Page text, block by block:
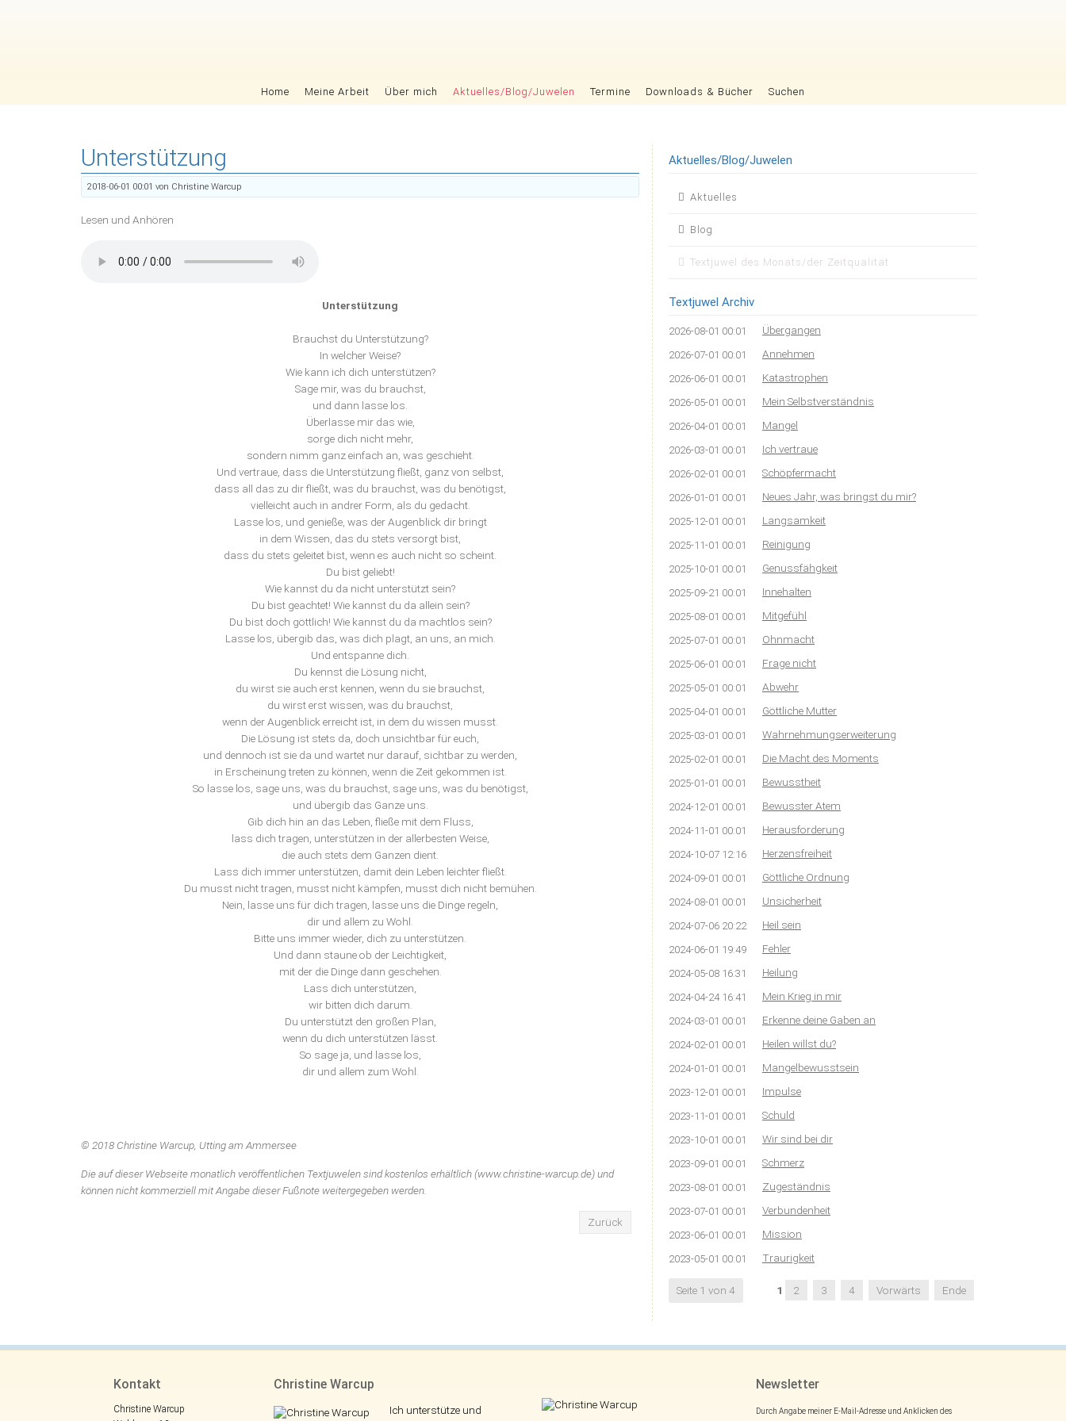
Home Meine Arbeit Über mich Aktuelles/Blog/Juwelen Termine Downloads & Bücher Suchen
Unterstützung
2018-06-01 00:01 von Christine Warcup
Lesen und Anhören
Unterstützung
Brauchst du Unterstützung?
In welcher Weise?
Wie kann ich dich unterstützen?
Sage mir, was du brauchst,
und dann lasse los.
Überlasse mir das wie,
sorge dich nicht mehr,
sondern nimm ganz einfach an, was geschieht.
Und vertraue, dass die Unterstützung fließt, ganz von selbst,
dass all das zu dir fließt, was du brauchst, was du benötigst,
vielleicht auch in andrer Form, als du gedacht.
Lasse los, und genieße, was der Augenblick dir bringt
in dem Wissen, das du stets versorgt bist,
dass du stets geleitet bist, wenn es auch nicht so scheint.
Du bist geliebt!
Wie kannst du da nicht unterstützt sein?
Du bist geachtet! Wie kannst du da allein sein?
Du bist doch göttlich! Wie kannst du da machtlos sein?
Lasse los, übergib das, was dich plagt, an uns, an mich.
Und entspanne dich.
Du kennst die Lösung nicht,
du wirst sie auch erst kennen, wenn du sie brauchst,
du wirst erst wissen, was du brauchst,
wenn der Augenblick erreicht ist, in dem du wissen musst.
Die Lösung ist stets da, doch unsichtbar für euch,
und dennoch ist sie da und wartet nur darauf, sichtbar zu werden,
in Erscheinung treten zu können, wenn die Zeit gekommen ist.
So lasse los, sage uns, was du brauchst, sage uns, was du benötigst,
und übergib das Ganze uns.
Gib dich hin an das Leben, fließe mit dem Fluss,
lass dich tragen, unterstützen in der allerbesten Weise,
die auch stets dem Ganzen dient.
Lass dich immer unterstützen, damit dein Leben leichter fließt.
Du musst nicht tragen, musst nicht kämpfen, musst dich nicht bemühen.
Nein, lasse uns für dich tragen, lasse uns die Dinge regeln,
dir und allem zu Wohl.
Bitte uns immer wieder, dich zu unterstützen.
Und dann staune ob der Leichtigkeit,
mit der die Dinge dann geschehen.
Lass dich unterstützen,
wir bitten dich darum.
Du unterstützt den großen Plan,
wenn du dich unterstützen lässt.
So sage ja, und lasse los,
dir und allem zum Wohl.
© 2018 Christine Warcup, Utting am Ammersee
Die auf dieser Webseite monatlich veröffentlichen Textjuwelen sind kostenlos erhältlich (www.christine-warcup.de) und
können nicht kommerziell mit Angabe dieser Fußnote weitergegeben werden.
Zurück
Aktuelles/Blog/Juwelen
Navigation
Aktuelles
Blog
Textjuwel des Monats/der Zeitqualität
Textjuwel Archiv
2026-08-01 00:01 Übergangen
2026-07-01 00:01 Annehmen
2026-06-01 00:01 Katastrophen
2026-05-01 00:01 Mein Selbstverständnis
2026-04-01 00:01 Mangel
2026-03-01 00:01 Ich vertraue
2026-02-01 00:01 Schöpfermacht
2026-01-01 00:01 Neues Jahr, was bringst du mir?
2025-12-01 00:01 Langsamkeit
2025-11-01 00:01 Reinigung
2025-10-01 00:01 Genussfähgkeit
2025-09-21 00:01 Innehalten
2025-08-01 00:01 Mitgefühl
2025-07-01 00:01 Ohnmacht
2025-06-01 00:01 Frage nicht
2025-05-01 00:01 Abwehr
2025-04-01 00:01 Göttliche Mutter
2025-03-01 00:01 Wahrnehmungserweiterung
2025-02-01 00:01 Die Macht des Moments
2025-01-01 00:01 Bewusstheit
2024-12-01 00:01 Bewusster Atem
2024-11-01 00:01 Herausforderung
2024-10-07 12:16 Herzensfreiheit
2024-09-01 00:01 Göttliche Ordnung
2024-08-01 00:01 Unsicherheit
2024-07-06 20:22 Heil sein
2024-06-01 19:49 Fehler
2024-05-08 16:31 Heilung
2024-04-24 16:41 Mein Krieg in mir
2024-03-01 00:01 Erkenne deine Gaben an
2024-02-01 00:01 Heilen willst du?
2024-01-01 00:01 Mangelbewusstsein
2023-12-01 00:01 Impulse
2023-11-01 00:01 Schuld
2023-10-01 00:01 Wir sind bei dir
2023-09-01 00:01 Schmerz
2023-08-01 00:01 Zugeständnis
2023-07-01 00:01 Verbundenheit
2023-06-01 00:01 Mission
2023-05-01 00:01 Traurigkeit
Seite 1 von 4 1 2 3 4 Vorwärts Ende
Kontakt
Christine Warcup
Christine Warcup
Ich unterstütze und
Newsletter
Durch Angabe meiner E-Mail-Adresse und Anklicken des